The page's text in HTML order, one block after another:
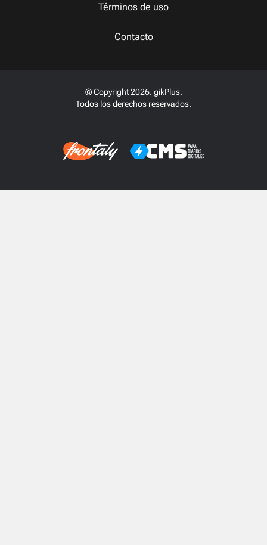
Términos de uso
Contacto
© Copyright 2026. gikPlus.
Todos los derechos reservados.